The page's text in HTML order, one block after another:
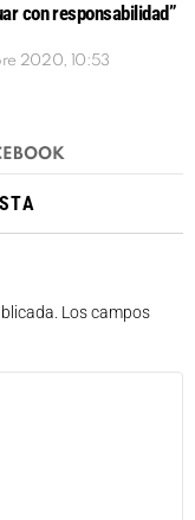
con responsabilidad”
2020, 10:53
Los campos